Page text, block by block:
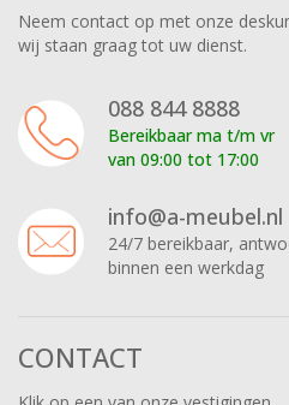
Neem contact op met onze
wij staan graag tot uw dienst.
088 844 8888
Bereikbaar ma t/m vr
van 09:00 tot 17:00
info@a-meubel.nl
24/7 bereikbaar,
binnen een werkdag
CONTACT